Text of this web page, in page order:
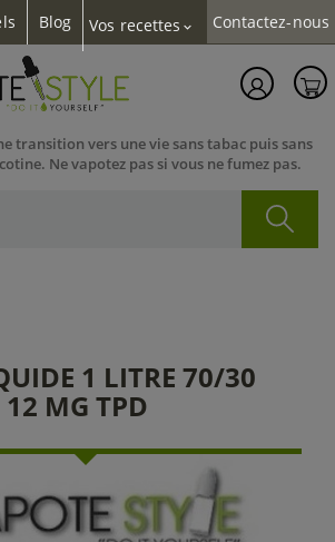
Blog Vos recettes expand_more Contactez-nous
transition vers une vie sans tabac puis sans
Ne vapotez pas si vous ne fumez pas.
1 LITRE 70/30
MG TPD